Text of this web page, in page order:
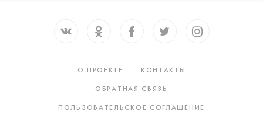
О ПРОЕКТЕ
КОНТАКТЫ
ОБРАТНАЯ СВЯЗЬ
ПОЛЬЗОВАТЕЛЬСКОЕ СОГЛАШЕНИЕ